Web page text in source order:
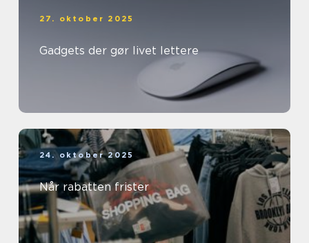
27. oktober 2025
Gadgets der gør livet lettere
24. oktober 2025
Når rabatten frister